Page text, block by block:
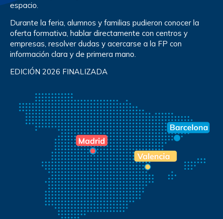
espacio.
Durante la feria, alumnos y familias pudieron conocer la
oferta formativa, hablar directamente con centros y
empresas, resolver dudas y acercarse a la FP con
información clara y de primera mano.
EDICIÓN 2026 FINALIZADA